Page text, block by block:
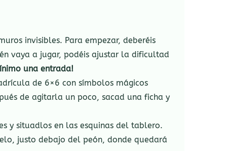
invisibles. Para empezar, deberéis
vaya a jugar, podéis ajustar la dificultad
una entrada!
de 6×6 con símbolos mágicos
de agitarla un poco, sacad una ficha y
y situadlos en las esquinas del tablero.
justo debajo del peón, donde quedará